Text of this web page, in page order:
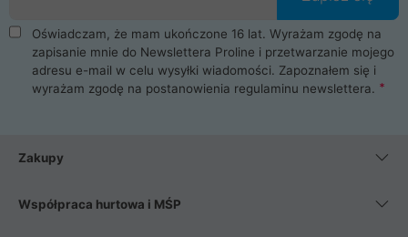
Oświadczam, że mam ukończone 16 lat. Wyrażam zgodę na
zapisanie mnie do Newslettera Proline i przetwarzanie mojego
adresu e-mail w celu wysyłki wiadomości. Zapoznałem się i
wyrażam zgodę na postanowienia regulaminu newslettera.
Zakupy
Współpraca hurtowa i MŚP